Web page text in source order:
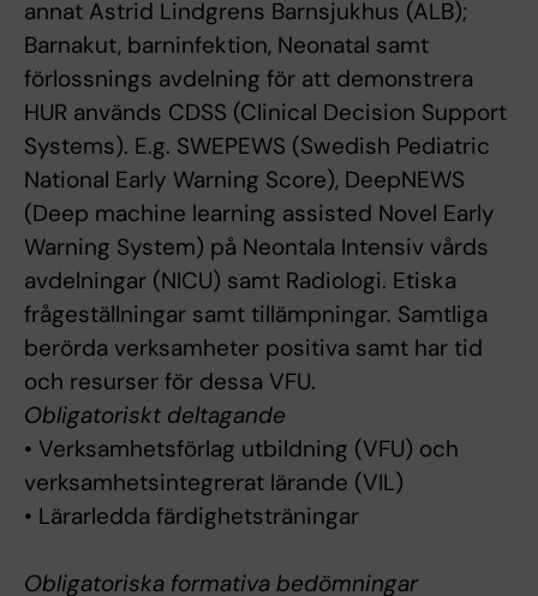
annat Astrid Lindgrens Barnsjukhus (ALB);
Barnakut, barninfektion, Neonatal samt
förlossnings avdelning för att demonstrera
HUR används CDSS (Clinical Decision Support
Systems). E.g. SWEPEWS (Swedish Pediatric
National Early Warning Score), DeepNEWS
(Deep machine learning assisted Novel Early
Warning System) på Neontala Intensiv vårds
avdelningar (NICU) samt Radiologi. Etiska
frågeställningar samt tillämpningar. Samtliga
berörda verksamheter positiva samt har tid
och resurser för dessa VFU.
Obligatoriskt deltagande
• Verksamhetsförlag utbildning (VFU) och
verksamhetsintegrerat lärande (VIL)
• Lärarledda färdighetsträningar
Obligatoriska formativa bedömningar